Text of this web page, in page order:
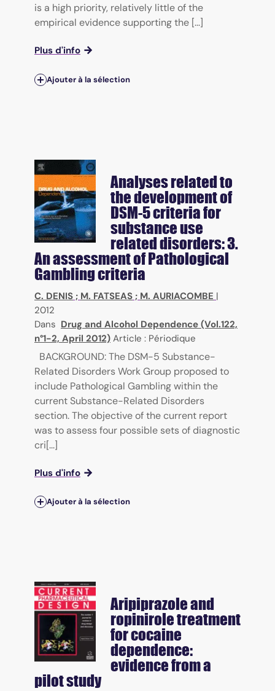
is a high priority, relatively little of the
empirical evidence supporting the [...]
Plus d'info
Ajouter à la sélection
Analyses related to
the development of
DSM-5 criteria for
substance use
related disorders: 3.
An assessment of Pathological
Gambling criteria
C. DENIS ; M. FATSEAS ; M. AURIACOMBE |
2012
Dans Drug and Alcohol Dependence (Vol.122,
n°1-2, April 2012) Article : Périodique
BACKGROUND: The DSM-5 Substance-
Related Disorders Work Group proposed to
include Pathological Gambling within the
current Substance-Related Disorders
section. The objective of the current report
was to assess four possible sets of diagnostic
cri[...]
Plus d'info
Ajouter à la sélection
Aripiprazole and
ropinirole treatment
for cocaine
dependence:
evidence from a
pilot study